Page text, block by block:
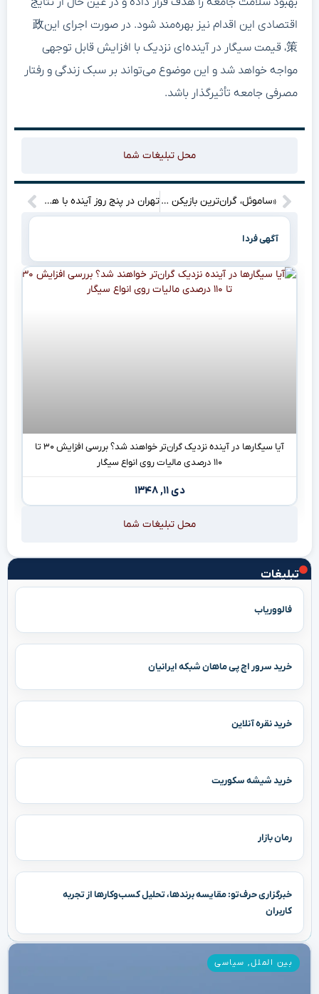
تبلیغات
فالووریاب
خرید سرور اچ پی ماهان شبکه ایرانیان
خرید نقره آنلاین
خرید شیشه سکوریت
رمان بازار
خبرگزاری حرف‌تو: مقایسه برندها، تحلیل کسب‌وکارها از تجربه
کاربران
بین الملل, سیاسی
اقتصادی این اقدام نیز بهره‌مند شود. در صورت اجرای این政
策، قیمت سیگار در آینده‌ای نزدیک با افزایش قابل توجهی
مواجه خواهد شد و این موضوع می‌تواند بر سبک زندگی و رفتار
مصرفی جامعه تأثیرگذار باشد.
محل تبلیغات شما
«ساموئل، گران‌ترین بازیکن تاریخ پرسپولیس در مسیر ایران! چه چیزی در انتظارش است؟» تهران در پنج روز آینده با هوای گرم روبروست؛ آیا بارش‌های پراکنده در انتظار ماست؟
آگهی فردا
آیا سیگارها در آینده نزدیک گران‌تر خواهند شد؟ بررسی افزایش ۳۰ تا
۱۱۰ درصدی مالیات روی انواع سیگار
دی ۱۱, ۱۳۴۸
محل تبلیغات شما